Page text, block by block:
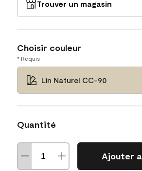
Trouver un magasin
Choisir couleur
* Requis
Lin Naturel CC-90
Quantité
Ajouter